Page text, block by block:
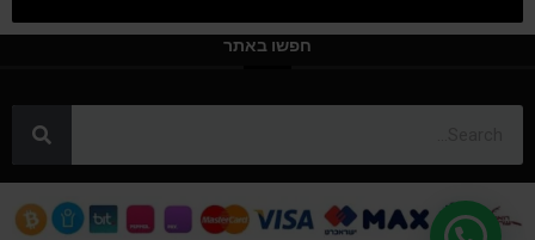
חפשו באתר